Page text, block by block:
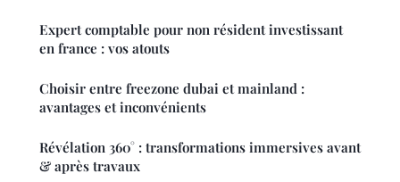
Expert comptable pour non résident investissant
en france : vos atouts
Choisir entre freezone dubai et mainland :
avantages et inconvénients
Révélation 360° : transformations immersives avant
& après travaux